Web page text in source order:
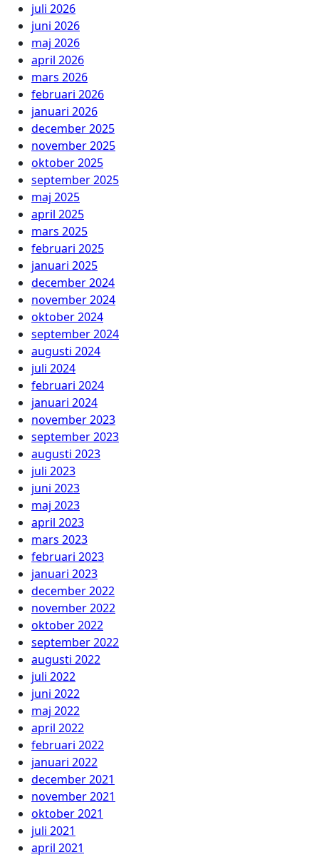
juli 2026
juni 2026
maj 2026
april 2026
mars 2026
februari 2026
januari 2026
december 2025
november 2025
oktober 2025
september 2025
maj 2025
april 2025
mars 2025
februari 2025
januari 2025
december 2024
november 2024
oktober 2024
september 2024
augusti 2024
juli 2024
februari 2024
januari 2024
november 2023
september 2023
augusti 2023
juli 2023
juni 2023
maj 2023
april 2023
mars 2023
februari 2023
januari 2023
december 2022
november 2022
oktober 2022
september 2022
augusti 2022
juli 2022
juni 2022
maj 2022
april 2022
februari 2022
januari 2022
december 2021
november 2021
oktober 2021
juli 2021
april 2021